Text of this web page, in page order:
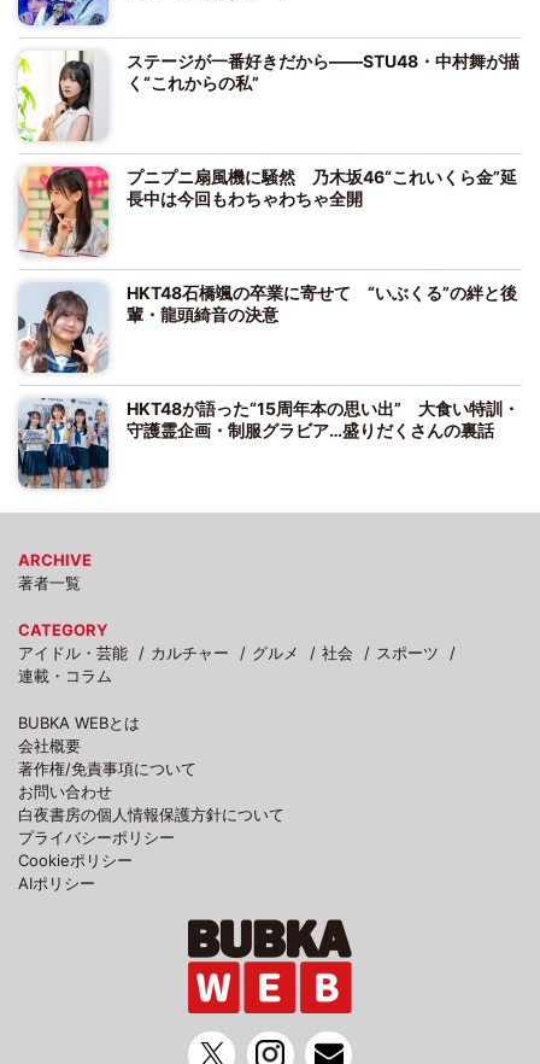
ステージが一番好きだから――STU48・中村舞が描
く“これからの私”
プニプニ扇風機に騒然 乃木坂46“これいくら金”延
長中は今回もわちゃわちゃ全開
HKT48石橋颯の卒業に寄せて “いぶくる”の絆と後
輩・龍頭綺音の決意
HKT48が語った“15周年本の思い出” 大食い特訓・
守護霊企画・制服グラビア…盛りだくさんの裏話
ARCHIVE
著者一覧
CATEGORY
アイドル・芸能
カルチャー グルメ 社会
スポーツ
連載・コラム
BUBKA WEBとは
会社概要
著作権/免責事項について
お問い合わせ
白夜書房の個人情報保護方針について
プライバシーポリシー
Cookieポリシー
AIポリシー